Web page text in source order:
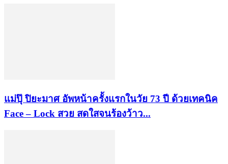
แม่ปุ๊ ปิยะมาศ อัพหน้าครั้งแรกในวัย 73 ปี ด้วยเทคนิค
Face – Lock สวย สดใสจนร้องว้าว...